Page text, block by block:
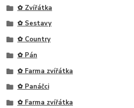
✿ Zvířátka
✿ Sestavy
✿ Country
✿ Pán
✿ Farma zvířátka
✿ Panáčci
✿ Farma zvířátka